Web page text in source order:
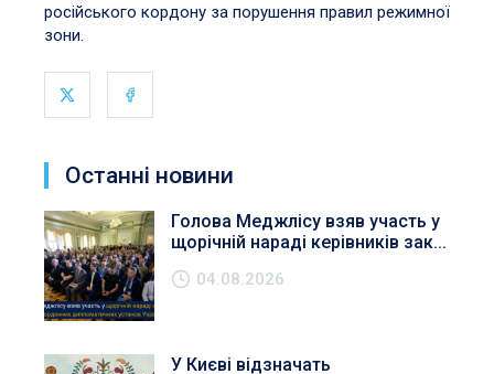
російського кордону за порушення правил режимної
зони.
Останні новини
Голова Меджлісу взяв участь у
щорічній нараді керівників зак...
04.08.2026
У Києві відзначать